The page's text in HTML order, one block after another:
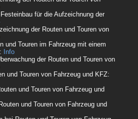
für die Aufzeichnung der
der Routen und Touren von
und Touren im Fahrzeug mit einem
Info
der Routen und Touren von
und Touren von Fahrzeug und KFZ:
und Touren von Fahrzeug und
und Touren von Fahrzeug und